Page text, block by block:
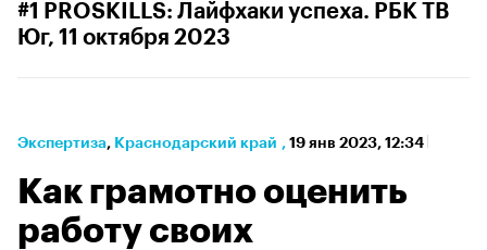
#1 PROSKILLS: Лайфхаки успеха. РБК ТВ
Юг, 11 октября 2023
Экспертиза⁠, Краснодарский край , 19 янв 2023, 12:34
Как грамотно оценить
работу своих